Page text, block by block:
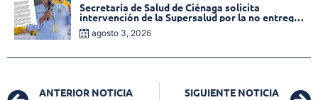
Secretaría de Salud de Ciénaga solicita
intervención de la Supersalud por la no entrega
de medicamentos en las EPS
agosto 3, 2026
ANTERIOR NOTICIA SIGUIENTE NOTICIA